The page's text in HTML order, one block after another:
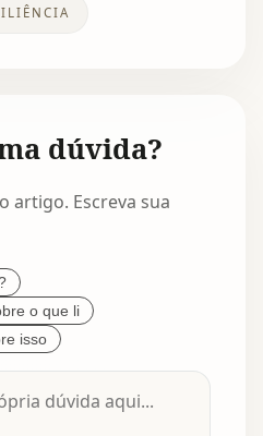
dúvida?
artigo. Escreva sua
o que li
isso